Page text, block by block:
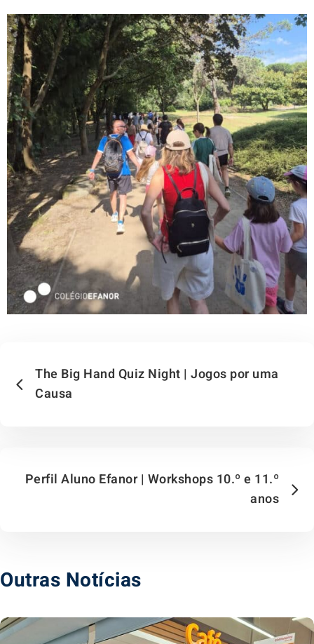
The Big Hand Quiz Night | Jogos por uma
Causa
Perfil Aluno Efanor | Workshops 10.º e 11.º
anos
Outras Notícias